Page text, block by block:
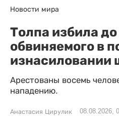
Новости мира
Толпа избила
обвиняемого в
изнасиловании
Арестованы восемь
нападению.
Анастасия Цирулик 08.08.2026,